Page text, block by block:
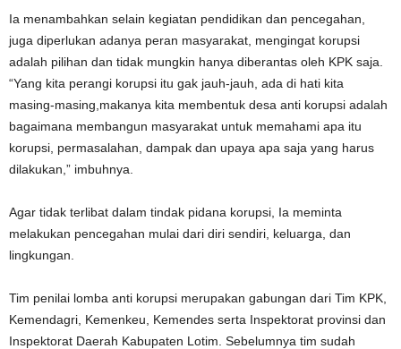
Ia menambahkan selain kegiatan pendidikan dan pencegahan,
juga diperlukan adanya peran masyarakat, mengingat korupsi
adalah pilihan dan tidak mungkin hanya diberantas oleh KPK saja.
“Yang kita perangi korupsi itu gak jauh-jauh, ada di hati kita
masing-masing,makanya kita membentuk desa anti korupsi adalah
bagaimana membangun masyarakat untuk memahami apa itu
korupsi, permasalahan, dampak dan upaya apa saja yang harus
dilakukan,” imbuhnya.
Agar tidak terlibat dalam tindak pidana korupsi, Ia meminta
melakukan pencegahan mulai dari diri sendiri, keluarga, dan
lingkungan.
Tim penilai lomba anti korupsi merupakan gabungan dari Tim KPK,
Kemendagri, Kemenkeu, Kemendes serta Inspektorat provinsi dan
Inspektorat Daerah Kabupaten Lotim. Sebelumnya tim sudah